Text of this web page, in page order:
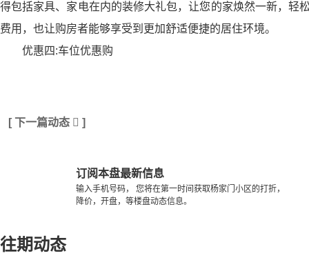
得包括家具、家电在内的装修大礼包，让您的家焕然一新，轻
费用，也让购房者能够享受到更加舒适便捷的居住环境。
优惠四:车位优惠购
[ 下一篇动态  ]
订阅本盘最新信息
输入手机号码， 您将在第一时间获取杨家门小区的打折，
降价，开盘，等楼盘动态信息。
往期动态